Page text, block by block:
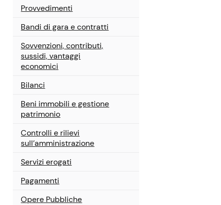
Provvedimenti
Bandi di gara e contratti
Sovvenzioni, contributi,
sussidi, vantaggi
economici
Bilanci
Beni immobili e gestione
patrimonio
Controlli e rilievi
sull’amministrazione
Servizi erogati
Pagamenti
Opere Pubbliche